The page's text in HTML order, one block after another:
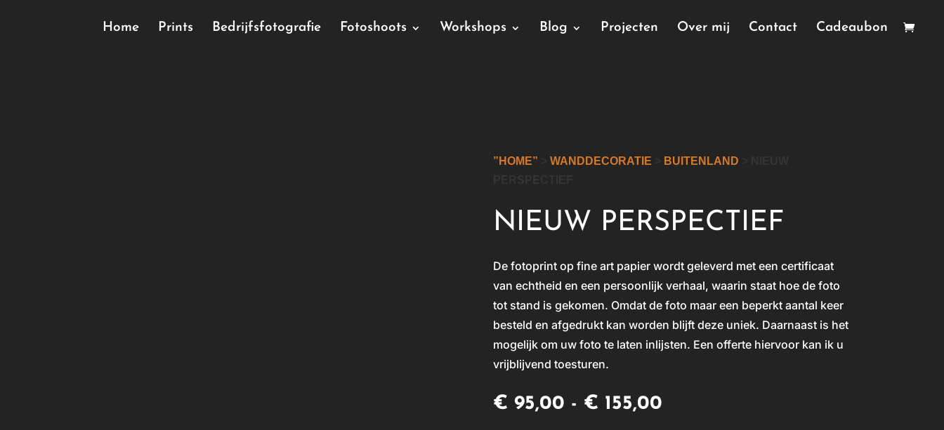
Home Prints Bedrijfsfotografie Fotoshoots Workshops Blog Projecten Over mij Contact Cadeaubon
”HOME” WANDDECORATIE BUITENLAND
NIEUW PERSPECTIEF
De fotoprint op fine art papier wordt geleverd met een certificaat
van echtheid en een persoonlijk verhaal, waarin staat hoe de foto
tot stand is gekomen. Omdat de foto maar een beperkt aantal keer
besteld en afgedrukt kan worden blijft deze uniek. Daarnaast is het
mogelijk om uw foto te laten inlijsten. Een offerte hiervoor kan ik u
vrijblijvend toesturen.
€ 95,00 - € 155,00Prijsklasse: